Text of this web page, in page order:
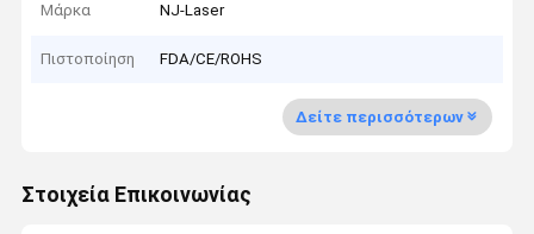
Μάρκα NJ-Laser
Πιστοποίηση FDA/CE/ROHS
Δείτε περισσότερων
Στοιχεία Επικοινωνίας